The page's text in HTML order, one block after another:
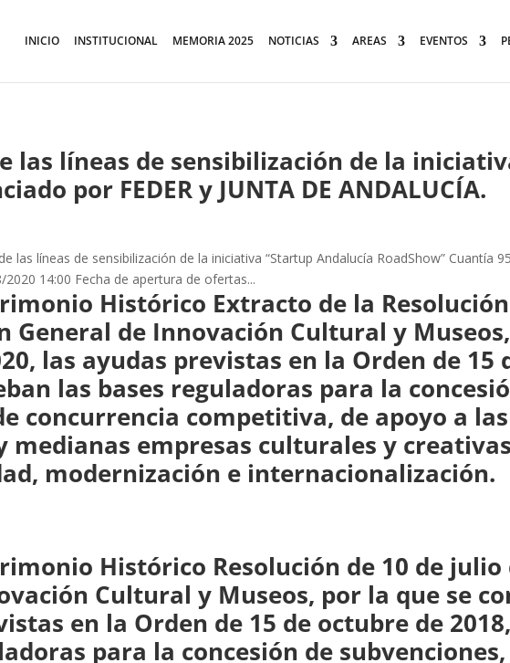
INICIO INSTITUCIONAL MEMORIA 2025 NOTICIAS AREAS EVENTOS
las líneas de sensibilización de la
por FEDER y JUNTA DE ANDALUCÍA.
las líneas de sensibilización de la iniciativa “Startup Andalucía RoadShow” Cuantía
14:00 Fecha de apertura de ofertas...
Histórico Extracto de la
General de Innovación Cultural y
las ayudas previstas en la Orden de 15
las bases reguladoras para la
concurrencia competitiva, de apoyo a las
medianas empresas culturales y
modernización e internacionalización.
Histórico Resolución de 10 de julio
Cultural y Museos, por la que se
en la Orden de 15 de octubre de
para la concesión de